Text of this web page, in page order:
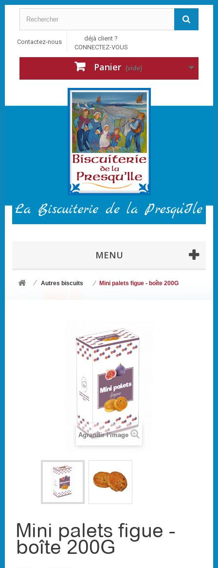
Contactez-nous
déjà client ?
CONNECTEZ-VOUS
Panier (vide)
MENU
Autres biscuits Mini palets figue - boîte 200G
Agrandir l'image
Mini palets figue -
boîte 200G